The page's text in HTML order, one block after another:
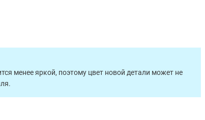
менее яркой, поэтому цвет новой детали может не